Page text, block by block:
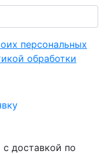
персональных
обработки
доставкой по